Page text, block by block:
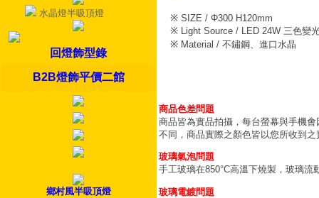
水晶燈半吸頂燈
回燈飾型錄
B2B燈飾平價二館
鄉村風半吸頂燈
※ SIZE / Φ300 H120mm
※ Light Source / LED 24W 三色變
※ Material / 不鏽鋼、進口水晶
商品色差問題
商品皆為實品拍攝，每台螢幕與手機
不同，商品實際之顏色皆以您所收到之
玻璃氣泡問題
手工玻璃在850°C高溫下燒製，玻璃
玻璃電鍍問題